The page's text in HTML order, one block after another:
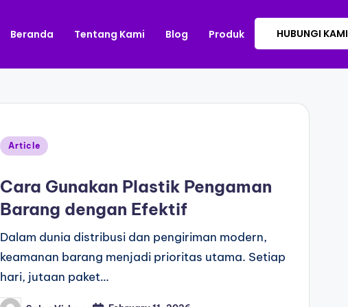
Beranda Tentang Kami Blog Produk HUBUNGI KAMI
Article
Cara Gunakan Plastik Pengaman
Barang dengan Efektif
Dalam dunia distribusi dan pengiriman modern,
keamanan barang menjadi prioritas utama. Setiap
hari, jutaan paket…